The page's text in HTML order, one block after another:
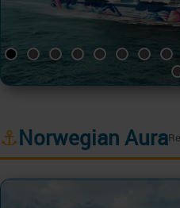
⚓Norwegian Aura